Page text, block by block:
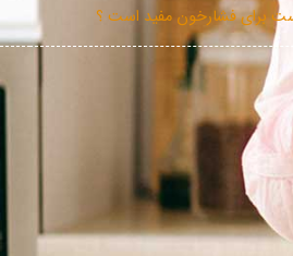
برای فشارخون مفید است ؟